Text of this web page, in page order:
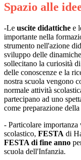
Spazio alle
-Le uscite didattiche e
importante nella
strumento nell'azione
sviluppo delle
sollecitano la curiosità
delle conoscenze e la
nostra scuola vengono
normale attività
partecipano ad uno
come preparazione
- Particolare importanza
scolastico, FESTA di
FESTA di fine anno
scuola dell'Infanzia.